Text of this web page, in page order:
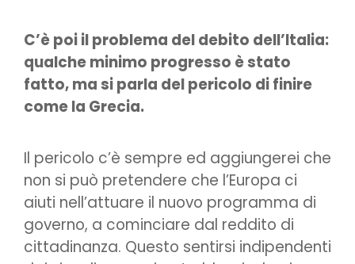
C’è poi il problema del debito dell’Italia:
qualche minimo progresso è stato
fatto, ma si parla del pericolo di finire
come la Grecia.
Il pericolo c’è sempre ed aggiungerei che
non si può pretendere che l’Europa ci
aiuti nell’attuare il nuovo programma di
governo, a cominciare dal reddito di
cittadinanza. Questo sentirsi indipendenti